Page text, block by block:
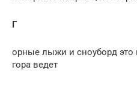
Г
орные лыжи и сноуборд это
гора ведет